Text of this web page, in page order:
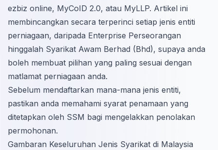
ezbiz online, MyCoID 2.0, atau MyLLP. Artikel ini
membincangkan secara terperinci setiap jenis entiti
perniagaan, daripada Enterprise Perseorangan
hinggalah Syarikat Awam Berhad (Bhd), supaya anda
boleh membuat pilihan yang paling sesuai dengan
matlamat perniagaan anda.
Sebelum mendaftarkan mana-mana jenis entiti,
pastikan anda memahami syarat penamaan yang
ditetapkan oleh SSM bagi mengelakkan penolakan
permohonan.
Gambaran Keseluruhan Jenis Syarikat di Malaysia